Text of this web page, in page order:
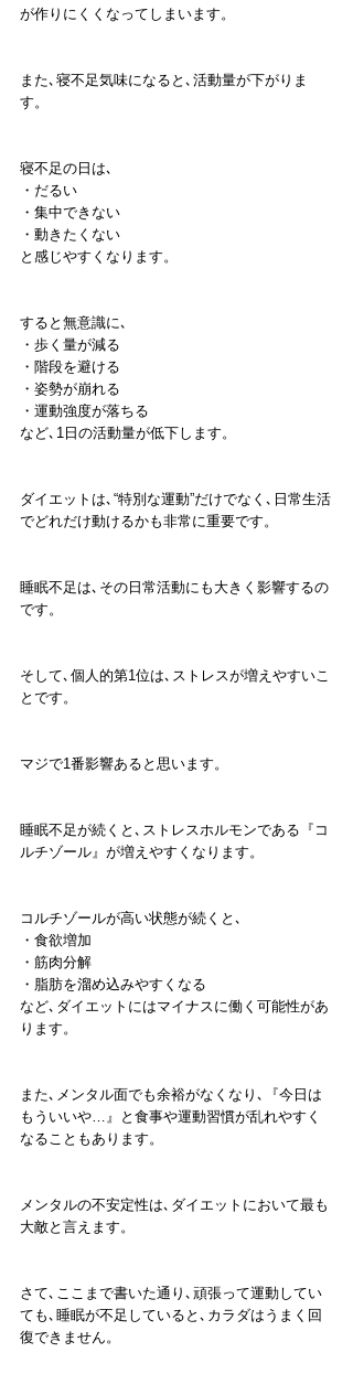
が作りにくくなってしまいます。
また､寝不足気味になると､活動量が下がりま
す。
寝不足の日は､
・だるい
・集中できない
・動きたくない
と感じやすくなります。
すると無意識に､
・歩く量が減る
・階段を避ける
・姿勢が崩れる
・運動強度が落ちる
など､1日の活動量が低下します。
ダイエットは､“特別な運動”だけでなく､日常生活
でどれだけ動けるかも非常に重要です。
睡眠不足は､その日常活動にも大きく影響するの
です。
そして､個人的第1位は､ストレスが増えやすいこ
とです。
マジで1番影響あると思います。
睡眠不足が続くと､ストレスホルモンである『コ
ルチゾール』が増えやすくなります。
コルチゾールが高い状態が続くと､
・食欲増加
・筋肉分解
・脂肪を溜め込みやすくなる
など､ダイエットにはマイナスに働く可能性があ
ります。
また､メンタル面でも余裕がなくなり､『今日は
もういいや…』と食事や運動習慣が乱れやすく
なることもあります。
メンタルの不安定性は､ダイエットにおいて最も
大敵と言えます。
さて､ここまで書いた通り､頑張って運動してい
ても､睡眠が不足していると､カラダはうまく回
復できません。